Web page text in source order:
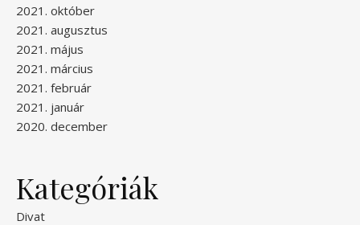
2021. október
2021. augusztus
2021. május
2021. március
2021. február
2021. január
2020. december
Kategóriák
Divat